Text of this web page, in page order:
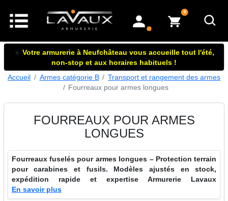
mon compte
0articles dans le panier
☀️ Votre armurerie à Neufchâteau vous accueille tout l'été,
non-stop et aux horaires habituels !
Accueil
Armes catégorie B
Transport et rangement des armes
Fourreaux pour armes longues
FOURREAUX POUR ARMES
LONGUES
Fourreaux fuselés pour armes longues – Protection terrain
pour carabines et fusils. Modèles ajustés en stock,
expédition rapide et expertise Armurerie Lavaux
En savoir plus